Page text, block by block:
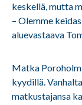
keskellä, mutta
– Olemme
aluevastaava
Matka
kyydillä.
matkustajansa